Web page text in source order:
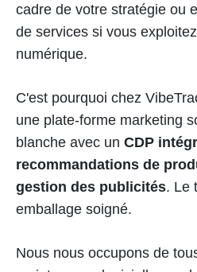
cadre de votre stratégie ou
de services si vous
numérique.
C'est pourquoi chez
une plate-forme marketing
blanche avec un CDP
recommandations de
gestion des publicités. Le
emballage soigné.
Nous nous occupons de